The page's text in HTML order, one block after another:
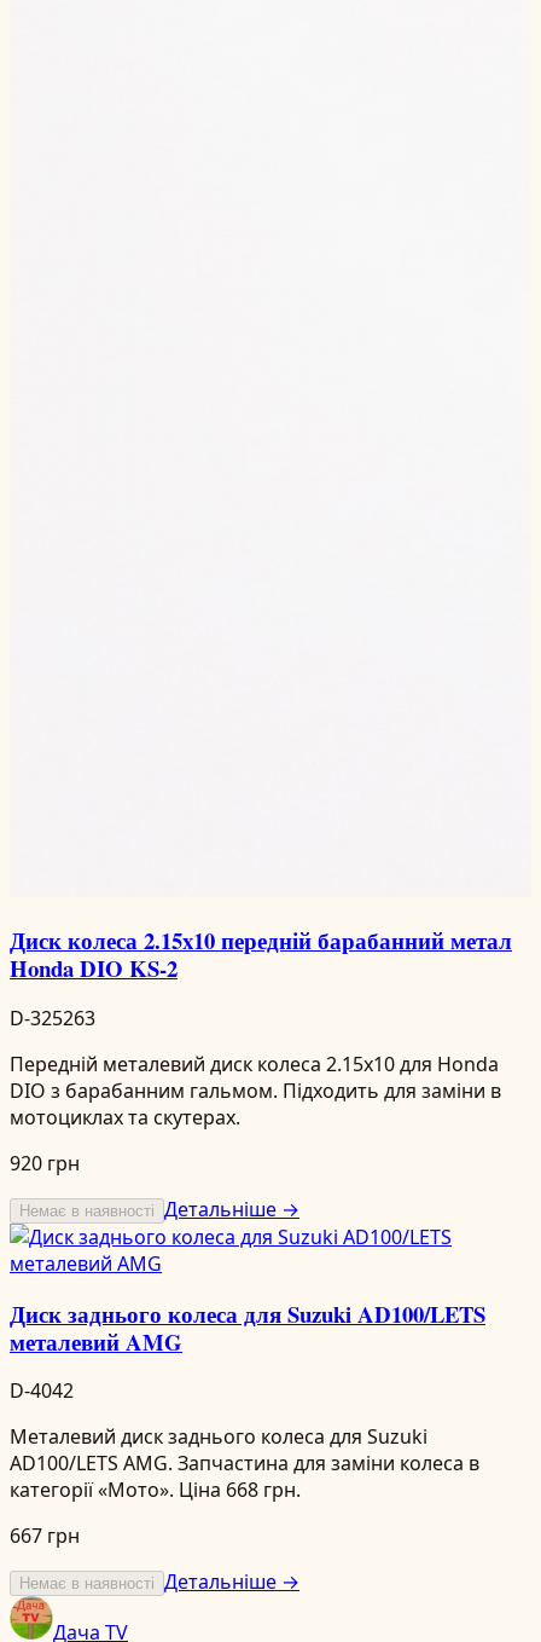
Диск колеса 2.15x10 передній барабанний метал
Honda DIO KS-2
D-325263
Передній металевий диск колеса 2.15x10 для Honda
DIO з барабанним гальмом. Підходить для заміни в
мотоциклах та скутерах.
920 грн
Немає в наявності Детальніше →
Диск заднього колеса для Suzuki AD100/LETS
металевий AMG
D-4042
Металевий диск заднього колеса для Suzuki
AD100/LETS AMG. Запчастина для заміни колеса в
категорії «Мото». Ціна 668 грн.
667 грн
Немає в наявності Детальніше →
Дача TV